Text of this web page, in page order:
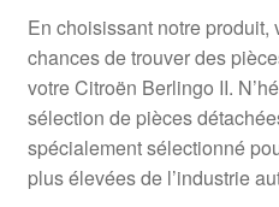
Termes et conditions
En choisissant notre produit,
chances de trouver des
votre Citroën Berlingo II.
sélection de pièces
spécialement sélectionné
plus élevées de l’industrie